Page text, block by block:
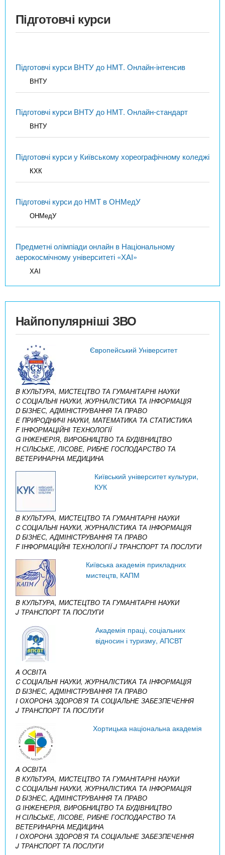
Підготовчі курси
Підготовчі курси ВНТУ до НМТ. Онлайн-інтенсив
ВНТУ
Підготовчі курси ВНТУ до НМТ. Онлайн-стандарт
ВНТУ
Підготовчі курси у Київському хореографічному коледжі
КХК
Підготовчі курси до НМТ в ОНМедУ
ОНМедУ
Предметні олімпіади онлайн в Національному
аерокосмічному університеті «ХАІ»
ХАІ
Найпопулярніші ЗВО
Європейський Університет
B КУЛЬТУРА, МИСТЕЦТВО ТА ГУМАНІТАРНІ НАУКИ
C СОЦІАЛЬНІ НАУКИ, ЖУРНАЛІСТИКА ТА ІНФОРМАЦІЯ
D БІЗНЕС, АДМІНІСТРУВАННЯ ТА ПРАВО
E ПРИРОДНИЧІ НАУКИ, МАТЕМАТИКА ТА СТАТИСТИКА
F ІНФОРМАЦІЙНІ ТЕХНОЛОГІЇ
G ІНЖЕНЕРІЯ, ВИРОБНИЦТВО ТА БУДІВНИЦТВО
H СІЛЬСЬКЕ, ЛІСОВЕ, РИБНЕ ГОСПОДАРСТВО ТА
ВЕТЕРИНАРНА МЕДИЦИНА
Київський університет культури,
КУК
B КУЛЬТУРА, МИСТЕЦТВО ТА ГУМАНІТАРНІ НАУКИ
C СОЦІАЛЬНІ НАУКИ, ЖУРНАЛІСТИКА ТА ІНФОРМАЦІЯ
D БІЗНЕС, АДМІНІСТРУВАННЯ ТА ПРАВО
F ІНФОРМАЦІЙНІ ТЕХНОЛОГІЇJ ТРАНСПОРТ ТА ПОСЛУГИ
Київська академія прикладних
мистецтв, КАПМ
B КУЛЬТУРА, МИСТЕЦТВО ТА ГУМАНІТАРНІ НАУКИ
J ТРАНСПОРТ ТА ПОСЛУГИ
Академія праці, соціальних
відносин і туризму, АПСВТ
A ОСВІТА
C СОЦІАЛЬНІ НАУКИ, ЖУРНАЛІСТИКА ТА ІНФОРМАЦІЯ
D БІЗНЕС, АДМІНІСТРУВАННЯ ТА ПРАВО
I ОХОРОНА ЗДОРОВ’Я ТА СОЦІАЛЬНЕ ЗАБЕЗПЕЧЕННЯ
J ТРАНСПОРТ ТА ПОСЛУГИ
Хортицька національна академія
A ОСВІТА
B КУЛЬТУРА, МИСТЕЦТВО ТА ГУМАНІТАРНІ НАУКИ
C СОЦІАЛЬНІ НАУКИ, ЖУРНАЛІСТИКА ТА ІНФОРМАЦІЯ
D БІЗНЕС, АДМІНІСТРУВАННЯ ТА ПРАВО
G ІНЖЕНЕРІЯ, ВИРОБНИЦТВО ТА БУДІВНИЦТВО
H СІЛЬСЬКЕ, ЛІСОВЕ, РИБНЕ ГОСПОДАРСТВО ТА
ВЕТЕРИНАРНА МЕДИЦИНА
I ОХОРОНА ЗДОРОВ’Я ТА СОЦІАЛЬНЕ ЗАБЕЗПЕЧЕННЯ
J ТРАНСПОРТ ТА ПОСЛУГИ